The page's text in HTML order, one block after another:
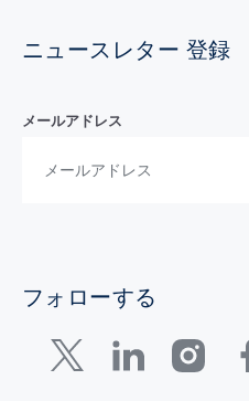
ニュースレター 登録
メールアドレス
フォローする